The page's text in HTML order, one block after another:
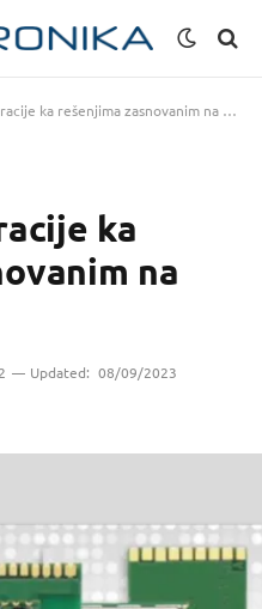
ka rešenjima zasnovanim na kristalima
ka
na
Updated: 08/09/2023